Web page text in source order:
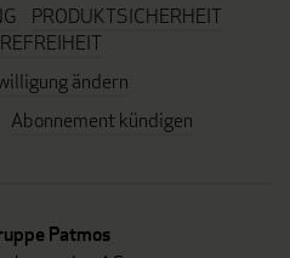
PRODUKTSICHERHEIT
ändern
Abonnement kündigen
Patmos